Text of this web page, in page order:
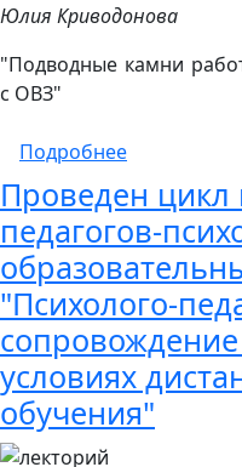
Юлия Криводонова
"Подводные камни
с ОВЗ"
Подробнеео V
Проведен цикл
педагогов-
"Психолого-
условиях
обучения"